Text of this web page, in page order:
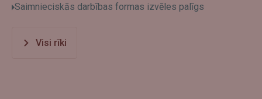
Saimnieciskās darbības formas izvēles palīgs
Visi rīki